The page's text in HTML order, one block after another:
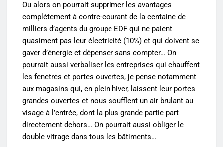
Ou alors on pourrait supprimer les avantages
complètement à contre-courant de la centaine de
milliers d’agents du groupe EDF qui ne paient
quasiment pas leur électricité (10%) et qui doivent se
gaver d’énergie et dépenser sans compter… On
pourrait aussi verbaliser les entreprises qui chauffent
les fenetres et portes ouvertes, je pense notamment
aux magasins qui, en plein hiver, laissent leur portes
grandes ouvertes et nous soufflent un air brulant au
visage à l’entrée, dont la plus grande partie part
directement dehors… On pourrait aussi obliger le
double vitrage dans tous les bâtiments…